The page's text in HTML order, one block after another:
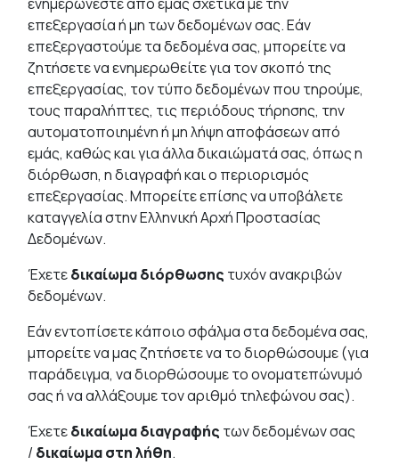
επεξεργασία ή μη των δεδομένων σας. Εάν
επεξεργαστούμε τα δεδομένα σας, μπορείτε να
ζητήσετε να ενημερωθείτε για τον σκοπό της
επεξεργασίας, τον τύπο δεδομένων που τηρούμε,
τους παραλήπτες, τις περιόδους τήρησης, την
αυτοματοποιημένη ή μη λήψη αποφάσεων από
εμάς, καθώς και για άλλα δικαιώματά σας, όπως η
διόρθωση, η διαγραφή και ο περιορισμός
επεξεργασίας. Μπορείτε επίσης να υποβάλετε
καταγγελία στην Ελληνική Αρχή Προστασίας
Δεδομένων.
Έχετεδικαίωμα διόρθωσης τυχόν ανακριβών
δεδομένων.
Εάν εντοπίσετε κάποιο σφάλμα στα δεδομένα σας,
μπορείτε να μας ζητήσετε να το διορθώσουμε (για
παράδειγμα, να διορθώσουμε το ονοματεπώνυμό
σας ή να αλλάξουμε τον αριθμό τηλεφώνου σας).
Έχετεδικαίωμα διαγραφής των δεδομένων σας
/δικαίωμα στη λήθη.